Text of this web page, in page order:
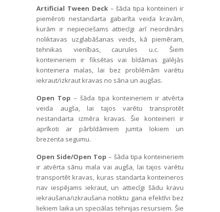
Artificial Tween Deck– šāda tipa konteineri ir
piemēroti nestandarta gabarīta veida kravām,
kurām ir nepieciešams attiecīgi arī neordinārs
noliktavas uzglabāšanas veids, kā piemēram,
tehnikas vienības, caurules u.c. Šiem
konteineriem ir fiksētas vai bīdāmas galējās
konteinera malas, lai bez problēmām varētu
iekraut/izkraut kravas no sāna un augšas.
Open Top – šāda tipa konteineriem ir atvērta
veida augša, lai tajos varētu transprotēt
nestandarta izmēra kravas. Šie konteineri ir
aprīkoti ar pārbīdāmiem jumta lokiem un
brezenta segumu.
Open Side/Open Top – šāda tipa konteineriem
ir atvērta sānu mala vai augša, lai tajos varētu
transportēt kravas, kuras standarta konteineros
nav iespējams iekraut, un attiecīgi šādu kravu
iekraušana/izkraušana notiktu gana efektīvi bez
liekiem laika un speciālas tehnijas resursiem. Šie